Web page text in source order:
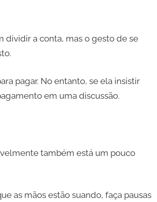
dividir a conta, mas o gesto de se
pagar. No entanto, se ela insistir
em uma discussão.
também está um pouco
as mãos estão suando, faça pausas